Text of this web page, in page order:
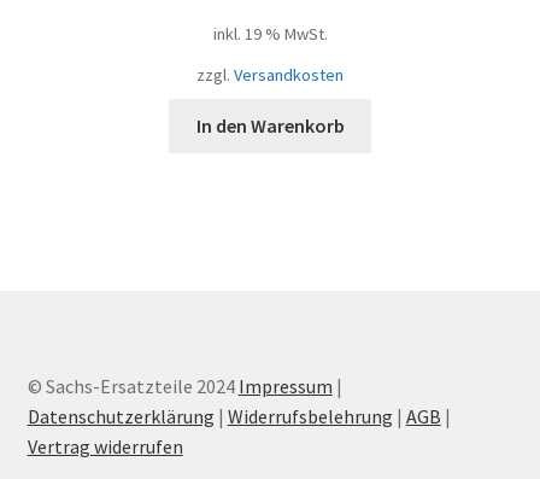
inkl. 19 % MwSt.
zzgl. Versandkosten
In den Warenkorb
© Sachs-Ersatzteile 2024 Impressum |
Datenschutzerklärung | Widerrufsbelehrung | AGB |
Vertrag widerrufen